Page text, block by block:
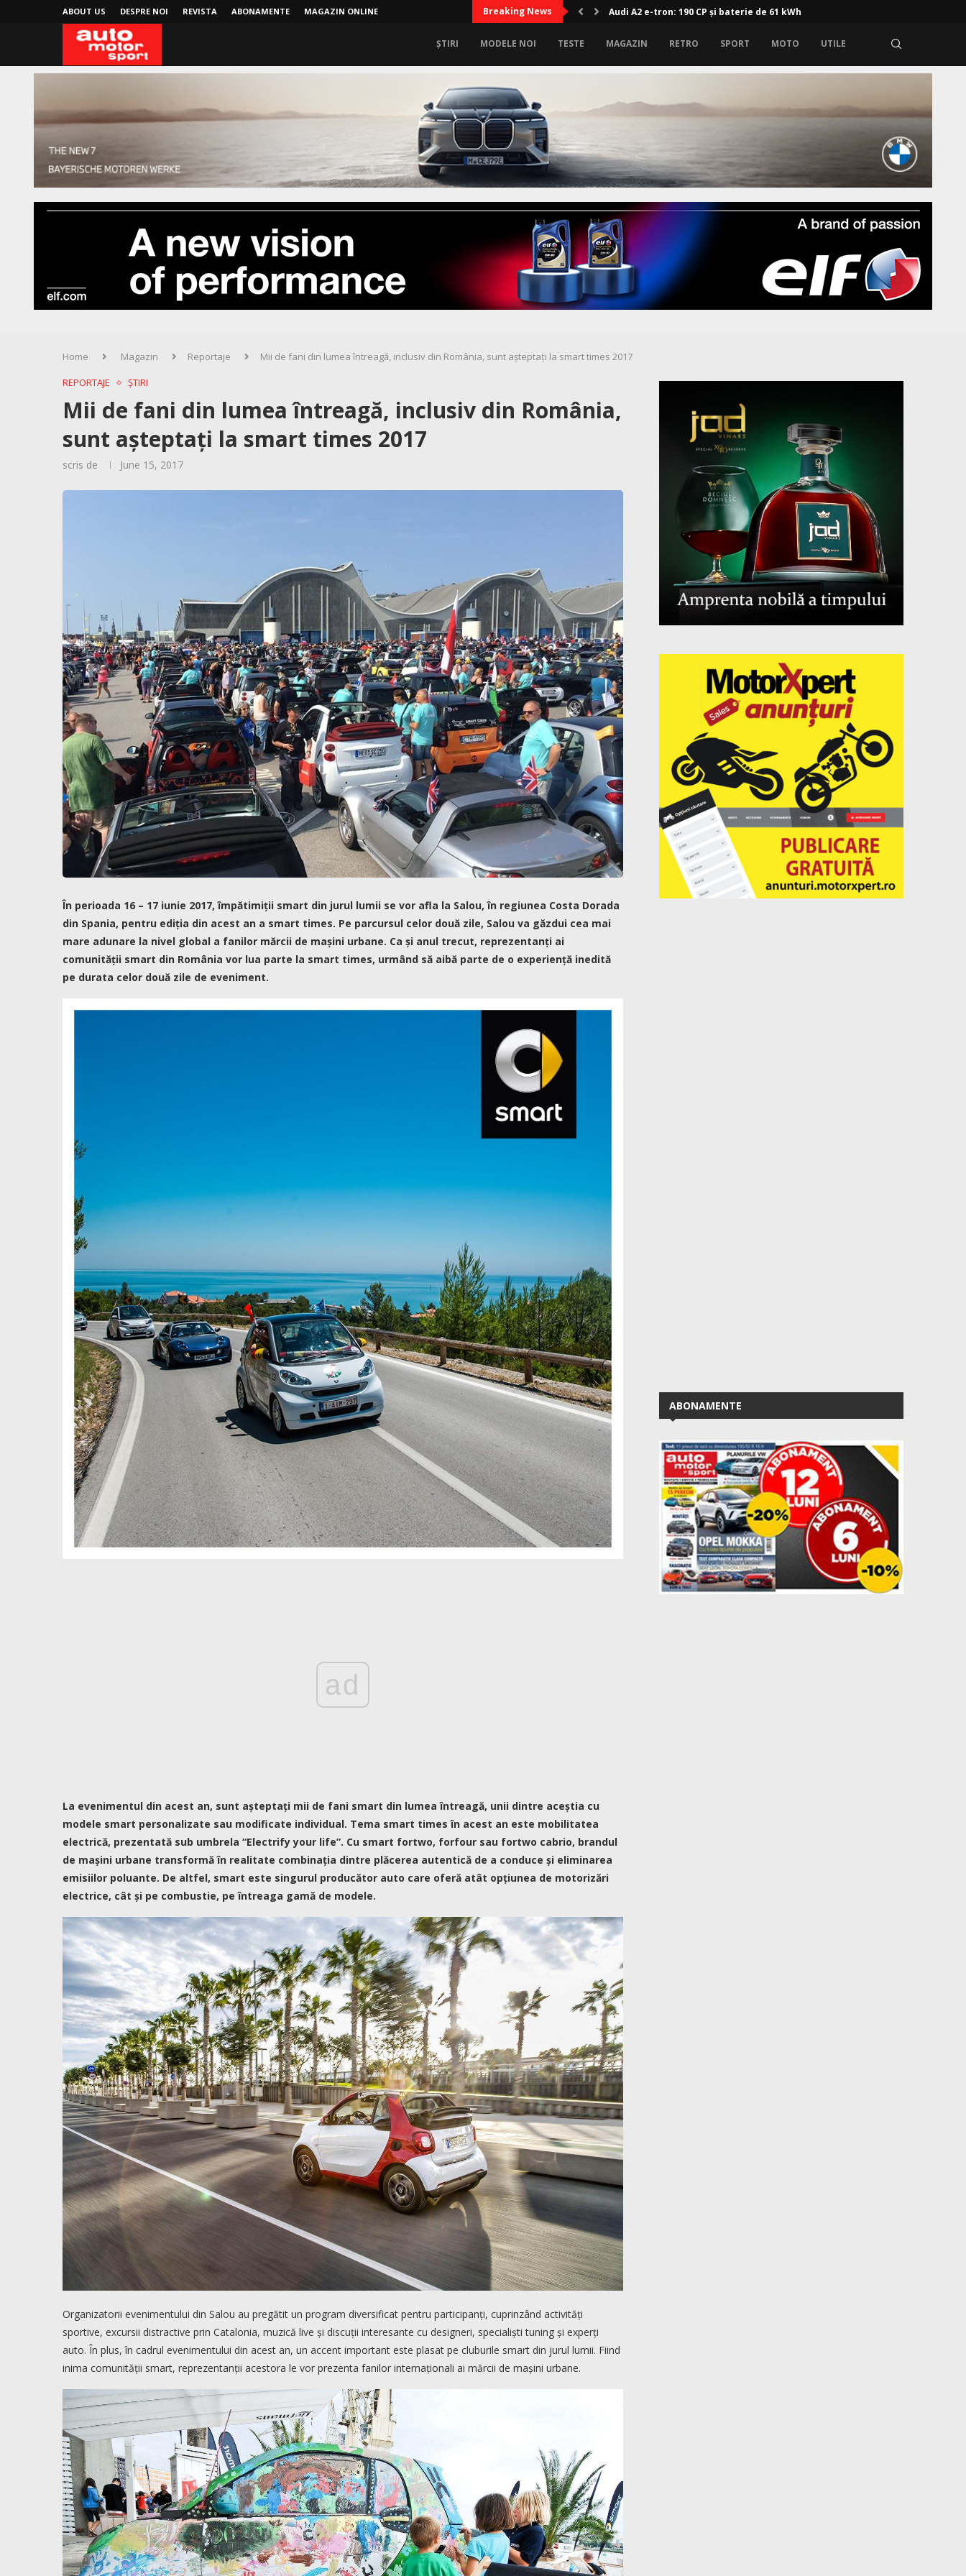
ABOUT US DESPRE NOI REVISTA ABONAMENTE MAGAZIN ONLINE Breaking News Cum îți pregătești mașina pentru un drum lung: curățenie, confort...
ȘTIRI MODELE NOI TESTE MAGAZIN RETRO SPORT MOTO UTILE
Home Magazin Reportaje
Mii de fani din lumea întreagă, inclusiv din România, sunt așteptați la smart times 2017
REPORTAJE
ȘTIRI
Mii de fani din lumea întreagă, inclusiv din România,
sunt așteptați la smart times 2017
scris de June 15, 2017
În perioada 16 – 17 iunie 2017, împătimiții smart din jurul lumii se vor afla la Salou, în regiunea Costa Dorada
din Spania, pentru ediția din acest an a smart times. Pe parcursul celor două zile, Salou va găzdui cea mai
mare adunare la nivel global a fanilor mărcii de mașini urbane. Ca și anul trecut, reprezentanți ai
comunității smart din România vor lua parte la smart times, urmând să aibă parte de o experiență inedită
pe durata celor două zile de eveniment.
ad
La evenimentul din acest an, sunt așteptați mii de fani smart din lumea întreagă, unii dintre aceștia cu
modele smart personalizate sau modificate individual. Tema smart times în acest an este mobilitatea
electrică, prezentată sub umbrela “Electrify your life”. Cu smart fortwo, forfour sau fortwo cabrio, brandul
de mașini urbane transformă în realitate combinația dintre plăcerea autentică de a conduce și eliminarea
emisiilor poluante. De altfel, smart este singurul producător auto care oferă atât opțiunea de motorizări
electrice, cât și pe combustie, pe întreaga gamă de modele.
Organizatorii evenimentului din Salou au pregătit un program diversificat pentru participanți, cuprinzând activități
sportive, excursii distractive prin Catalonia, muzică live și discuții interesante cu designeri, specialiști tuning și experți
auto. În plus, în cadrul evenimentului din acest an, un accent important este plasat pe cluburile smart din jurul lumii. Fiind
inima comunității smart, reprezentanții acestora le vor prezenta fanilor internaționali ai mărcii de mașini urbane.
ABONAMENTE